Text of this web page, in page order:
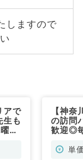
しますので
アで
生も
／
【神
の訪問
歓迎◎
4月入
単